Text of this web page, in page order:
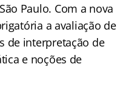
Paulo. Com a nova
a avaliação de
de interpretação de
e noções de